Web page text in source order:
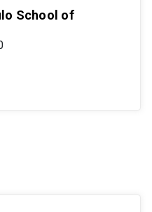
School of